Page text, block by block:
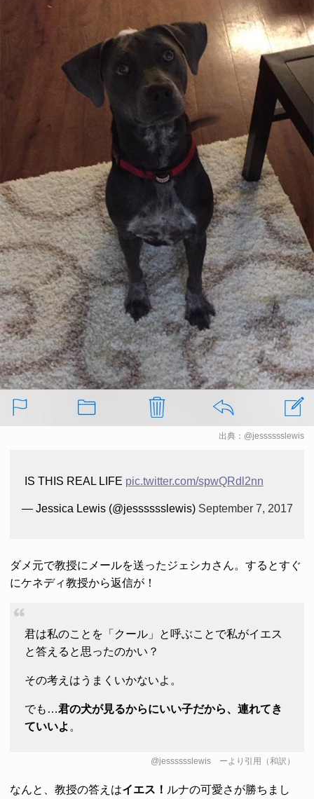
出典： @jesssssslewis
IS THIS REAL LIFE pic.twitter.com/spwQRdl2nn
— Jessica Lewis (@jesssssslewis) September 7, 2017
ダメ元で教授にメールを送ったジェシカさん。するとすぐ
にケネディ教授から返信が！
君は私のことを「クール」と呼ぶことで私がイエス
と答えると思ったのかい？
その考えはうまくいかないよ。
でも…君の犬が見るからにいい子だから、連れてき
ていいよ 。
@jesssssslewisーより引用（和訳）
なんと、教授の答えはイエス！ ルナの可愛さが勝ちまし